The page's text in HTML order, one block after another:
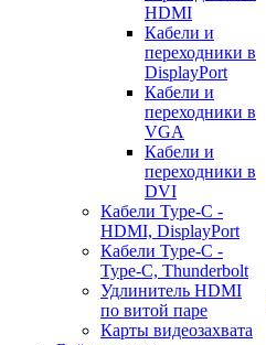
HDMI
Кабели и
переходники в
DisplayPort
Кабели и
переходники в
VGA
Кабели и
переходники в
DVI
Кабели Type-C -
HDMI, DisplayPort
Кабели Type-C -
Type-C, Thunderbolt
Удлинитель HDMI
по витой паре
Карты видеозахвата